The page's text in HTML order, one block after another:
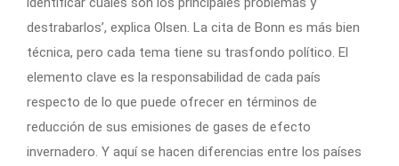
destrabarlos’, explica Olsen. La cita de Bonn es más bien
técnica, pero cada tema tiene su trasfondo político. El
elemento clave es la responsabilidad de cada país
respecto de lo que puede ofrecer en términos de
reducción de sus emisiones de gases de efecto
invernadero. Y aquí se hacen diferencias entre los países